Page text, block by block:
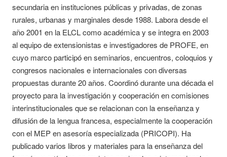
secundaria en instituciones públicas y privadas, de zonas
rurales, urbanas y marginales desde 1988. Labora desde el
año 2001 en la ELCL como académica y se integra en 2003
al equipo de extensionistas e investigadores de PROFE, en
cuyo marco participó en seminarios, encuentros, coloquios y
congresos nacionales e internacionales con diversas
propuestas durante 20 años. Coordinó durante una década el
proyecto para la investigación y cooperación en comisiones
interinstitucionales que se relacionan con la enseñanza y
difusión de la lengua francesa, especialmente la cooperación
con el MEP en asesoría especializada (PRICOPI). Ha
publicado varios libros y materiales para la enseñanza del